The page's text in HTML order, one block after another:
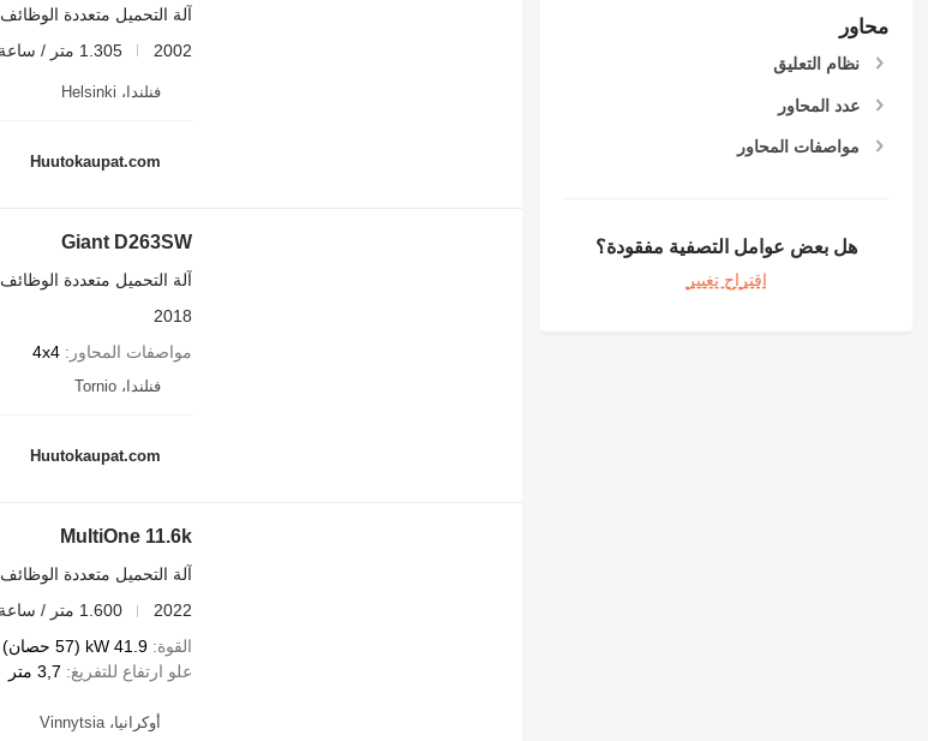
محاور
نظام التعليق
عدد المحاور
مواصفات المحاور
هل بعض عوامل التصفية مفقودة؟
اقتراح تغيير
آلة التحميل متعددة الوظائف
2002
1.305 متر / ساعة
فنلندا، Helsinki
Huutokaupat.com
Giant D263SW
آلة التحميل متعددة الوظائف
2018
مواصفات المحاور
4x4
فنلندا، Tornio
Huutokaupat.com
MultiOne 11.6k
آلة التحميل متعددة الوظائف
2022
1.600 متر / ساعة
القوة 41.9 kW (57 حصان)
علو ارتفاع للتفريغ
3,7 متر
أوكرانيا، Vinnytsia